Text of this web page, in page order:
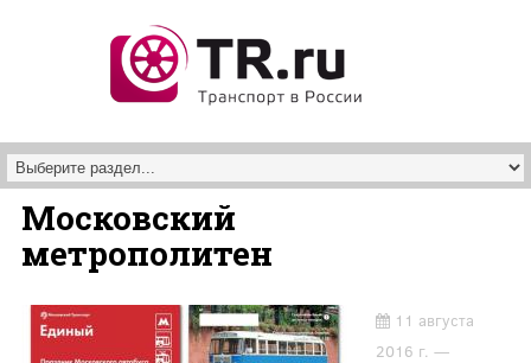
Московский
метрополитен
11 августа
2016 г. —